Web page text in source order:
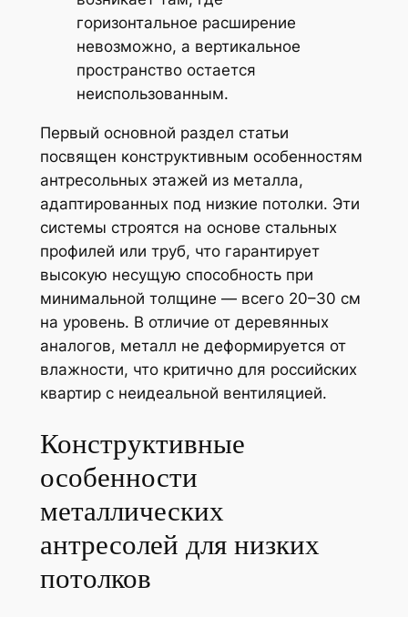
горизонтальное расширение
невозможно, а вертикальное
пространство остается
неиспользованным.
Первый основной раздел статьи
посвящен конструктивным особенностям
антресольных этажей из металла,
адаптированных под низкие потолки. Эти
системы строятся на основе стальных
профилей или труб, что гарантирует
высокую несущую способность при
минимальной толщине — всего 20–30 см
на уровень. В отличие от деревянных
аналогов, металл не деформируется от
влажности, что критично для российских
квартир с неидеальной вентиляцией.
Конструктивные
особенности
металлических
антресолей для низких
потолков